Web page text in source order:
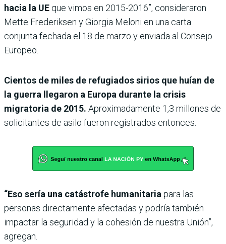
hacia la UE que vimos en 2015-2016”, consideraron
Mette Frederiksen y Giorgia Meloni en una carta
conjunta fechada el 18 de marzo y enviada al Consejo
Europeo.
Cientos de miles de refugiados sirios que huían de
la guerra llegaron a Europa durante la crisis
migratoria de 2015. Aproximadamente 1,3 millones de
solicitantes de asilo fueron registrados entonces.
“Eso sería una catástrofe humanitariapara las
personas directamente afectadas y podría también
impactar la seguridad y la cohesión de nuestra Unión”,
agregan.